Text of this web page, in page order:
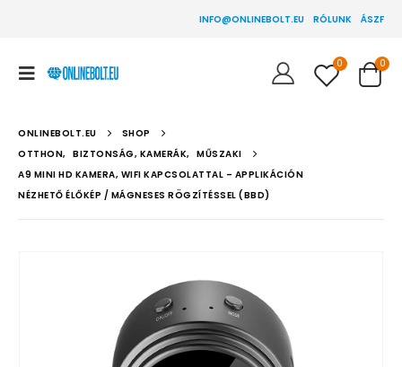
INFO@ONLINEBOLT.EU RÓLUNK ÁSZF
0 0
ONLINEBOLT.EU
SHOP
OTTHON, BIZTONSÁG, KAMERÁK, MŰSZAKI
A9 MINI HD KAMERA, WIFI KAPCSOLATTAL – APPLIKÁCIÓN
NÉZHETŐ ÉLŐKÉP / MÁGNESES RÖGZÍTÉSSEL (BBD)